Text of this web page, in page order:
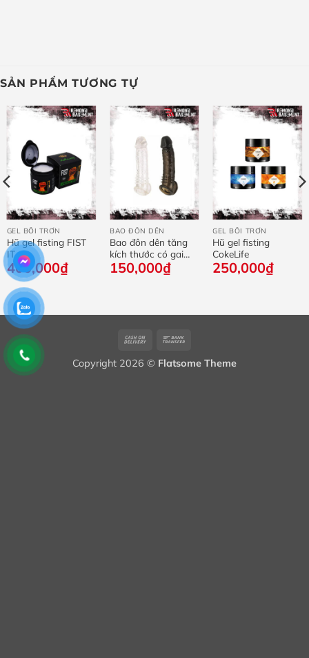
SẢN PHẨM TƯƠNG TỰ
GEL BÔI TRƠN
Hũ gel fisting FIST
IT
400,000₫
BAO ĐÔN DÊN
Bao đôn dên tăng
kích thước có gai
bên trong
150,000₫
GEL BÔI TRƠN
Hũ gel fisting
CokeLife
250,000₫
Cash
Delivery
Copyright 2026 © Flatsome Theme